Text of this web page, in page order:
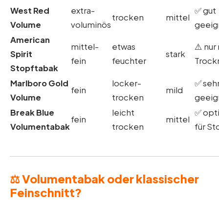
West Red
Volume
extra-
voluminös
trocken mittel
✅ gut
American
Spirit
Stopftabak
mittel-
fein
etwas
feuchter
stark
⚠️ nur
Marlboro Gold
Volume
fein
locker-
trocken
mild
✅
Break Blue
Volumentabak
fein
leicht
trocken
mittel
✅
für
⚖️ Volumentabak oder klassischer
Feinschnitt?